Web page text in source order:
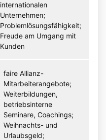
internationalen
Unternehmen;
Problemlösungsfähigkeit;
Freude am Umgang mit
Kunden
faire Allianz-
Mitarbeiterangebote;
Weiterbildungen,
betriebsinterne
Seminare, Coachings;
Weihnachts- und
Urlaubsgeld;